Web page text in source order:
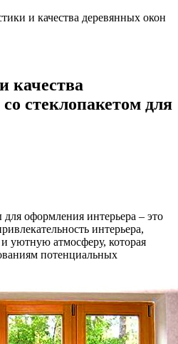
и качества деревянных окон
качества
стеклопакетом для
оформления интерьера – это
интерьера,
уютную атмосферу, которая
потенциальных